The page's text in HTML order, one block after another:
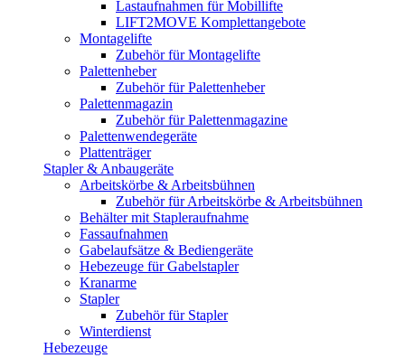
Lastaufnahmen für Mobillifte
LIFT2MOVE Komplettangebote
Montagelifte
Zubehör für Montagelifte
Palettenheber
Zubehör für Palettenheber
Palettenmagazin
Zubehör für Palettenmagazine
Palettenwendegeräte
Plattenträger
Stapler & Anbaugeräte
Arbeitskörbe & Arbeitsbühnen
Zubehör für Arbeitskörbe & Arbeitsbühnen
Behälter mit Stapleraufnahme
Fassaufnahmen
Gabelaufsätze & Bediengeräte
Hebezeuge für Gabelstapler
Kranarme
Stapler
Zubehör für Stapler
Winterdienst
Hebezeuge